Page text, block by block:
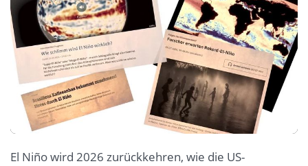
El Niño wird 2026 zurückkehren, wie die US-